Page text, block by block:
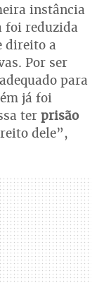
instância
foi reduzida
direito a
Por ser
para
já foi
ter prisão
dele”,